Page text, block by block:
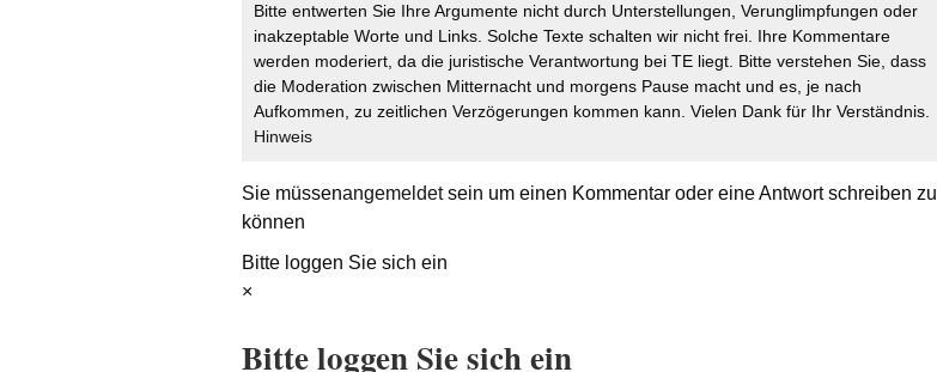
Bitte entwerten Sie Ihre Argumente nicht durch Unterstellungen, Verunglimpfungen oder
inakzeptable Worte und Links. Solche Texte schalten wir nicht frei. Ihre Kommentare
werden moderiert, da die juristische Verantwortung bei TE liegt. Bitte verstehen Sie, dass
die Moderation zwischen Mitternacht und morgens Pause macht und es, je nach
Aufkommen, zu zeitlichen Verzögerungen kommen kann. Vielen Dank für Ihr Verständnis.
Hinweis
Sie müssenangemeldetsein um einen Kommentar oder eine Antwort schreiben zu
können
Bitte loggen Sie sich ein
×
Bitte loggen Sie sich ein